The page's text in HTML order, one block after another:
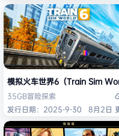
模拟火车世界6（Train Sim
35GB冒险探索
发行日期：2025-9-30
8月2日